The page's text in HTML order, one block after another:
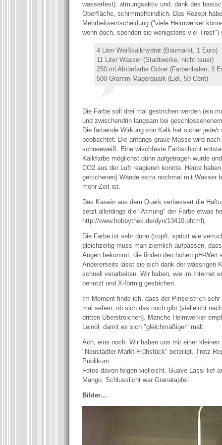
wasserfest), atmungsaktiv und, dank des
Oberfläche, schimmelfeindlich. Das Rezept
Mehrheitsentscheidung ("viele Heimwerker
wenn doch, spenden sie wenigstens viel Trost")
4 Liter Weißkalkhydrat (Baumarkt, 1 Euro)
11 Liter Wasser (Stadtwerke, nicht teuer)
250 ml Abtönfarbe Ocker (Farbenladen, 3
500 Gramm Magerquark (Lidl, 50 Cent)
Die Farbe soll drei mal gestrichen werden (ein
und zwischendrin langsam bei
Die färbende Wirkung von Kalk hat sicher jede/r
beobachtet: Die anfangs graue Masse wird
schneeweiß. Eine wischfeste Farbschicht
Kalkfarbe möglichst dünn aufgetragen wurde
CO2 aus der Luft reagieren konnte. Heute
getrichenen) Wände extra nochmal mit Wasser
mehr Zeit ist.
Das Kasein aus dem Quark verbessert die
setzt allerdings die "Atmung" der Farbe etwas
http://www.hobbythek.de/dyn/13410.phtml).
Die Farbe ist sehr dünn (tropft, spritzt wie
gleichzeitig muss man ziemlich aufpassen,
Augen bekommt, die finden den hohen pH-Wert
Andererseits lässt sie sich dank der wässrigen
schnell verarbeiten. Wir haben, wie im Internet
benutzt und X-förmig gestrichen.
Im Moment finde ich, dass der Pinselstrich
mal sehen, ob sich das noch gibt (vielleicht
dritten Überstreichen). Manche Heimwerker
Leinöl, damit es sich "gleichmäßiger" malt.
Ach, eins noch: Wir haben uns mit einer kleinen
"Neustädter-Markt-Frühstück" beteiligt. Trotz
Publikum.
Fotos davon folgen vielleicht. Guave-Lassi lief
Mango. Schlusslicht war Granatapfel.
Bilder…